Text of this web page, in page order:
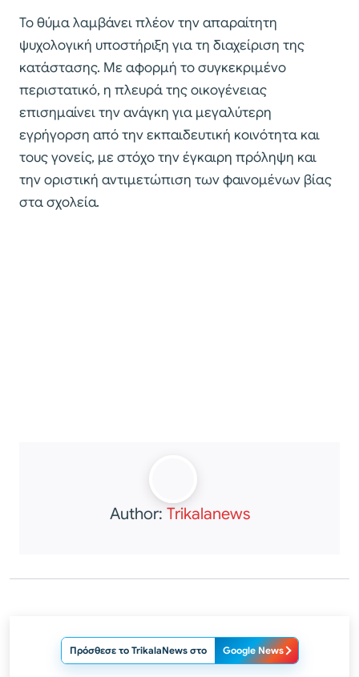
Το θύμα λαμβάνει πλέον την απαραίτητη
ψυχολογική υποστήριξη για τη διαχείριση της
κατάστασης. Με αφορμή το συγκεκριμένο
περιστατικό, η πλευρά της οικογένειας
επισημαίνει την ανάγκη για μεγαλύτερη
εγρήγορση από την εκπαιδευτική κοινότητα και
τους γονείς, με στόχο την έγκαιρη πρόληψη και
την οριστική αντιμετώπιση των φαινομένων βίας
στα σχολεία.
Author: Trikalanews
Πρόσθεσε το TrikalaNews στο Google News